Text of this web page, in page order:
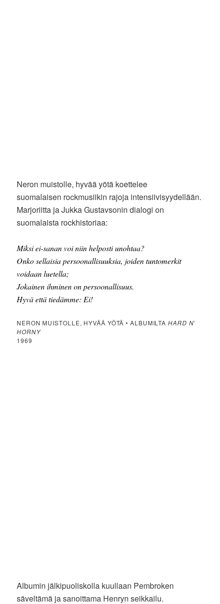
Neron muistolle, hyvää yötä koettelee
suomalaisen rockmusiikin rajoja intensiivisyydellään.
Marjoriitta ja Jukka Gustavsonin dialogi on
suomalaista rockhistoriaa:
Miksi ei-sanan voi niin helposti unohtaa?
Onko sellaisia persoonallisuuksia, joiden tuntomerkit
voidaan luetella;
Jokainen ihminen on persoonallisuus.
Hyvä että tiedämme: Ei!
NERON MUISTOLLE, HYVÄÄ YÖTÄ • ALBUMILTAHARD N’
HORNY
1969
Albumin jälkipuoliskolla kuullaan Pembroken
säveltämä ja sanoittama Henryn seikkailu.